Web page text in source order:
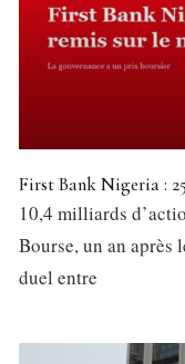
First Bank Nigeria :
10,4 milliards
Bourse, un an
duel entre